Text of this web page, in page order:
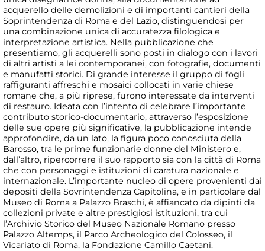
acquerello delle demolizioni e di importanti cantieri della
Soprintendenza di Roma e del Lazio, distinguendosi per
una combinazione unica di accuratezza filologica e
interpretazione artistica. Nella pubblicazione che
presentiamo, gli acquerelli sono posti in dialogo con i lavori
di altri artisti a lei contemporanei, con fotografie, documenti
e manufatti storici. Di grande interesse il gruppo di fogli
raffiguranti affreschi e mosaici collocati in varie chiese
romane che, a più riprese, furono interessate da interventi
di restauro. Ideata con l’intento di celebrare l’importante
contributo storico-documentario, attraverso l’esposizione
delle sue opere più significative, la pubblicazione intende
approfondire, da un lato, la figura poco conosciuta della
Barosso, tra le prime funzionarie donne del Ministero e,
dall’altro, ripercorrere il suo rapporto sia con la città di Roma
che con personaggi e istituzioni di caratura nazionale e
internazionale. L’importante nucleo di opere provenienti dai
depositi della Sovrintendenza Capitolina, e in particolare dal
Museo di Roma a Palazzo Braschi, è affiancato da dipinti da
collezioni private e altre prestigiosi istituzioni, tra cui
l’Archivio Storico del Museo Nazionale Romano presso
Palazzo Altemps, il Parco Archeologico del Colosseo, il
Vicariato di Roma, la Fondazione Camillo Caetani.